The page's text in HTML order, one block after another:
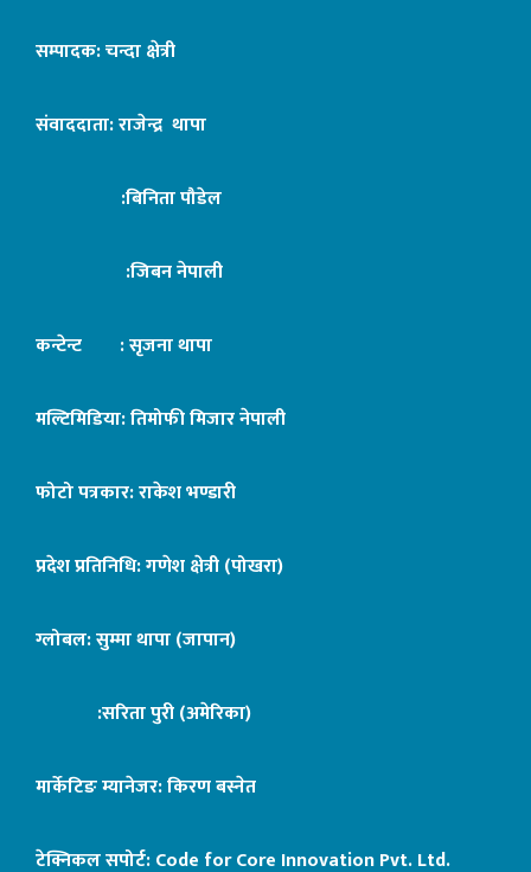
सम्पादक: चन्दा क्षेत्री
संवाददाता: राजेन्द्र थापा
:बिनिता पौडेल
:जिबन नेपाली
कन्टेन्ट : सृजना थापा
मल्टिमिडिया: तिमोफी मिजार नेपाली
फोटो पत्रकार: राकेश भण्डारी
प्रदेश प्रतिनिधि: गणेश क्षेत्री (पोखरा)
ग्लोबल: सुम्मा थापा (जापान)
:सरिता पुरी (अमेरिका)
मार्केटिङ म्यानेजर: किरण बस्नेत
टेक्निकल सपोर्ट:Code for Core Innovation Pvt. Ltd.